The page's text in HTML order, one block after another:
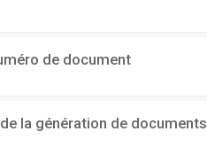
de document
la génération de documents